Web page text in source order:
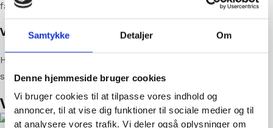
Samtykke Detaljer Om
Denne hjemmeside bruger cookies
Vi bruger cookies til at tilpasse vores indhold og
annoncer, til at vise dig funktioner til sociale medier og til
at analysere vores trafik. Vi deler også oplysninger om
faglighed, men også til konkurrencedygtige priser.
Vi skaber forbindelse
Hos Silkeborg El vægter vi tillid og loyalitet højt. Derfor
stræber vi altid efter at løse enhver opgave.
Vi er medlem af